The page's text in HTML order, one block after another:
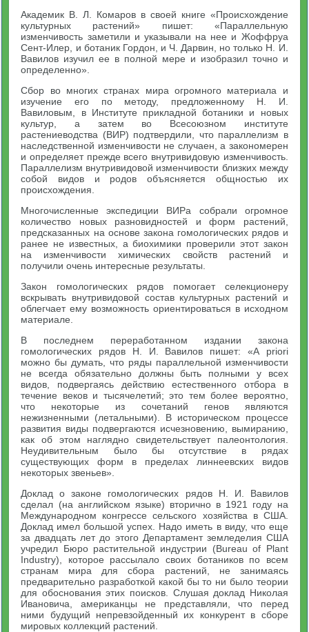
Академик В. Л. Комаров в своей книге «Происхождение
культурных растений» пишет: «Параллельную
изменчивость заметили и указывали на нее и Жоффруа
Сент-Илер, и ботаник Гордон, и Ч. Дарвин, но только Н. И.
Вавилов изучил ее в полной мере и изобразил точно и
определенно».
Сбор во многих странах мира огромного материала и
изучение его по методу, предложенному Н. И.
Вавиловым, в Институте прикладной ботаники и новых
культур, а затем во Всесоюзном институте
растениеводства (ВИР) подтвердили, что параллелизм в
наследственной изменчивости не случаен, а закономерен
и определяет прежде всего внутривидовую изменчивость.
Параллелизм внутривидовой изменчивости близких между
собой видов и родов объясняется общностью их
происхождения.
Многочисленные экспедиции ВИРа собрали огромное
количество новых разновидностей и форм растений,
предсказанных на основе закона гомологических рядов и
ранее не известных, а биохимики проверили этот закон
на изменчивости химических свойств растений и
получили очень интересные результаты.
Закон гомологических рядов помогает селекционеру
вскрывать внутривидовой состав культурных растений и
облегчает ему возможность ориентироваться в исходном
материале.
В последнем переработанном издании закона
гомологических рядов Н. И. Вавилов пишет: «А priori
можно бы думать, что ряды параллельной изменчивости
не всегда обязательно должны быть полными у всех
видов, подвергаясь действию естественного отбора в
течение веков и тысячелетий; это тем более вероятно,
что некоторые из сочетаний генов являются
нежизненными (летальными). В историческом процессе
развития виды подвергаются исчезновению, вымиранию,
как об этом наглядно свидетельствует палеонтология.
Неудивительным было бы отсутствие в рядах
существующих форм в пределах линнеевских видов
некоторых звеньев».
Доклад о законе гомологических рядов Н. И. Вавилов
сделал (на английском языке) вторично в 1921 году на
Международном конгрессе сельского хозяйства в США.
Доклад имел большой успех. Надо иметь в виду, что еще
за двадцать лет до этого Департамент земледелия США
учредил Бюро растительной индустрии (Bureau of Plant
Industry), которое рассылало своих ботаников по всем
странам мира для сбора растений, не занимаясь
предварительно разработкой какой бы то ни было теории
для обоснования этих поисков. Слушая доклад Николая
Ивановича, американцы не представляли, что перед
ними будущий непревзойденный их конкурент в сборе
мировых коллекций растений.